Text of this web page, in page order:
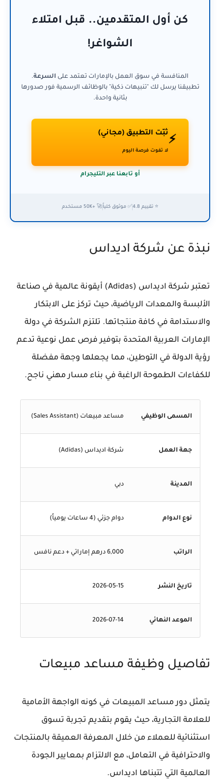
كن أول المتقدمين.. قبل امتلاء
الشواغر!
المنافسة في سوق العمل بالإمارات تعتمد على السرعة.
تطبيقنا يرسل لك "تنبيهات ذكية" بالوظائف الرسمية فور صدورها
بثانية واحدة.
⚡
ثبّت التطبيق (مجاني)
لا تفوت فرصة اليوم
أو تابعنا عبر التليجرام
⭐ تقييم 4.8 ✅ موثوق كلياً 🚀 +50K مستخدم
نبذة عن شركة اديداس
تعتبر شركة اديداس (Adidas) أيقونة عالمية في صناعة
الألبسة والمعدات الرياضية، حيث تركز على الابتكار
والاستدامة في كافة منتجاتها. تلتزم الشركة في دولة
الإمارات العربية المتحدة بتوفير فرص عمل نوعية تدعم
رؤية الدولة في التوطين، مما يجعلها وجهة مفضلة
للكفاءات الطموحة الراغبة في بناء مسار مهني ناجح.
المسمى الوظيفي مساعد مبيعات (Sales Assistant)
جهة العمل شركة اديداس (Adidas)
المدينة دبي
نوع الدوام دوام جزئي (4 ساعات يومياً)
الراتب 6,000 درهم إماراتي + دعم نافس
تاريخ النشر 2026-05-15
الموعد النهائي 2026-07-14
تفاصيل وظيفة مساعد مبيعات
يتمثل دور مساعد المبيعات في كونه الواجهة الأمامية
للعلامة التجارية، حيث يقوم بتقديم تجربة تسوق
استثنائية للعملاء من خلال المعرفة العميقة بالمنتجات
والاحترافية في التعامل، مع الالتزام بمعايير الجودة
العالمية التي تتبناها اديداس.